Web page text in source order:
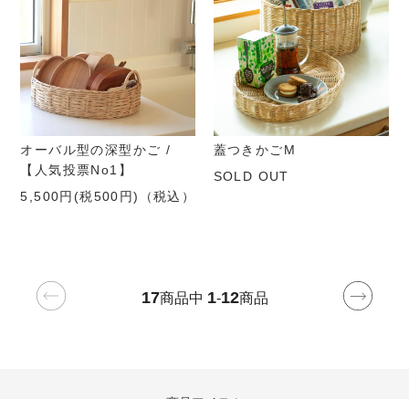
オーバル型の深型かご /
【人気投票No1】
5,500円(税500円)
（税込）
蓋つきかごM
SOLD OUT
17商品中 1-12商品